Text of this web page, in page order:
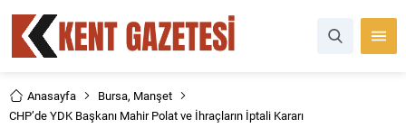
Anasayfa Bursa, Manşet
CHP’de YDK Başkanı Mahir Polat ve İhraçların İptali Kararı